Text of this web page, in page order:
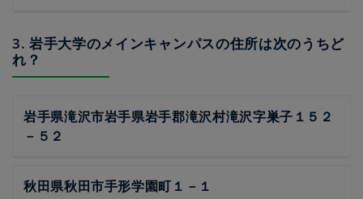
3. 岩手大学のメインキャンパスの住所は次のうちど
れ？
岩手県滝沢市岩手県岩手郡滝沢村滝沢字巣子１５２
－５２
秋田県秋田市手形学園町１－１